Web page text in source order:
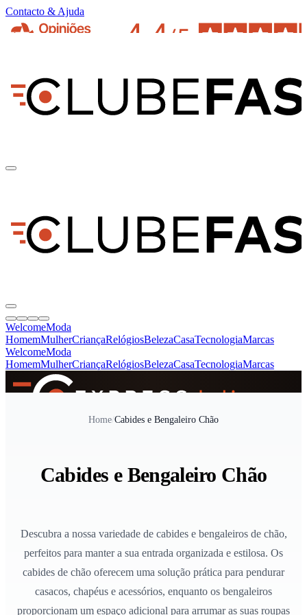
Contacto & Ajuda
WelcomeModa
HomemMulherCriançaRelógiosBelezaCasaTecnologiaMarcas
WelcomeModa
HomemMulherCriançaRelógiosBelezaCasaTecnologiaMarcas
Home/Cabides e Bengaleiro Chão
Cabides e Bengaleiro Chão
Descubra a nossa variedade de cabides e bengaleiros de chão,
perfeitos para manter a sua entrada organizada e estilosa. Os
cabides de chão oferecem uma solução prática para pendurar
casacos, chapéus e acessórios, enquanto os bengaleiros
proporcionam um espaço adicional para arrumar as suas roupas